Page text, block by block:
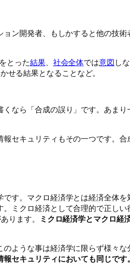
ン開発者、もしかすると他の技
をとった結果、 社会全体では意図し
せる結果となることなど。
なら「合成の誤り」です。あま
セキュリティもその一つです。
す。マクロ経済学とは経済全体
ミクロ経済として合理的で正し
ります。
ミクロ経済学とマクロ経
ような事は経済学に限らず様々な
セキュリティにおいても同じです。